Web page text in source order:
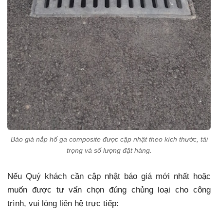
Báo giá nắp hố ga composite được cập nhật theo kích thước, tải
trọng và số lượng đặt hàng.
Nếu Quý khách cần cập nhật báo giá mới nhất hoặc
muốn được tư vấn chọn đúng chủng loại cho công
trình, vui lòng liên hệ trực tiếp: